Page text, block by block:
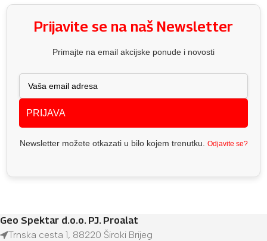
Prijavite se na naš Newsletter
Primajte na email akcijske ponude i novosti
PRIJAVA
Newsletter možete otkazati u bilo kojem trenutku. Odjavite se?
Geo Spektar d.o.o. PJ. Proalat
Trnska cesta 1, 88220 Široki Brijeg